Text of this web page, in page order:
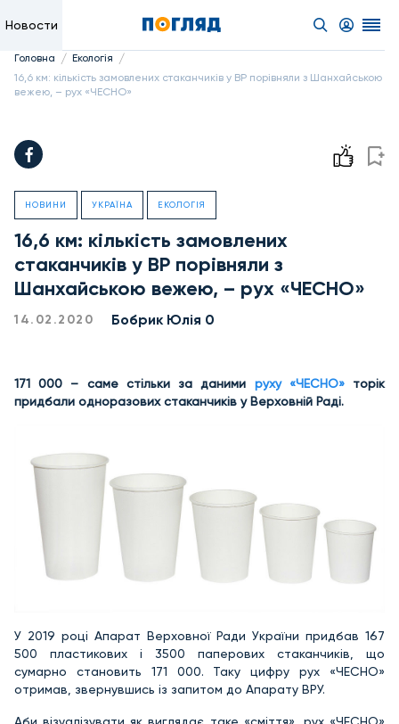
Новости
Головна / Екологія /
16,6 км: кількість замовлених стаканчиків у ВР порівняли з Шанхайською
вежею, – рух «ЧЕСНО»
НОВИНИ УКРАЇНА ЕКОЛОГІЯ
16,6 км: кількість замовлених
стаканчиків у ВР порівняли з
Шанхайською вежею, – рух «ЧЕСНО»
14.02.2020 Бобрик Юлія 0
171 000 – саме стільки за даними руху «ЧЕСНО»торік
придбали одноразових стаканчиків у Верховній Раді.
У 2019 році Апарат Верховної Ради України придбав 167
500 пластикових і 3500 паперових стаканчиків, що
сумарно становить 171 000. Таку цифру рух «ЧЕСНО»
отримав, звернувшись із запитом до Апарату ВРУ.